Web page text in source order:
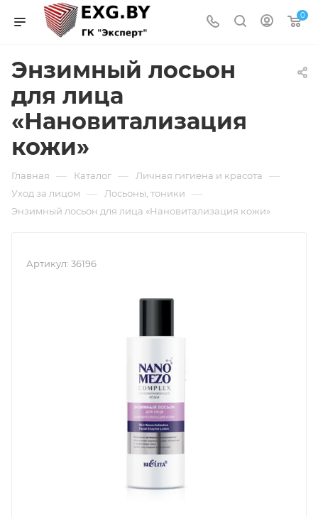
0
Энзимный лосьон
для лица
«Нановитализация
кожи»
Главная — Каталог — Личная гигиена и красота —
Уход за лицом — Лосьоны, тоники —
Энзимный лосьон для лица «Нановитализация кожи»
Артикул: 36196